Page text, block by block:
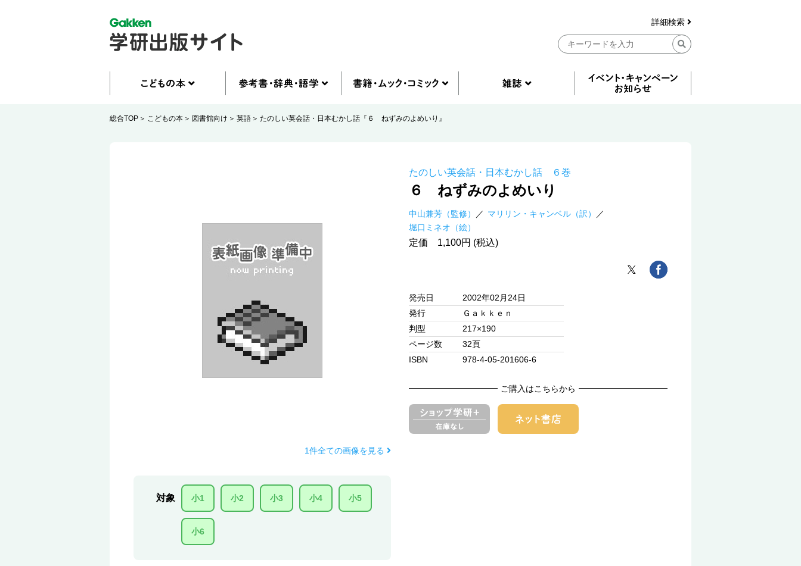
詳細検索
総合TOP こどもの本 図書館向け 英語 たのしい英会話・日本むかし話『６ ねずみのよめいり』
1件全ての画像を見る
対象 小1 小2 小3 小4 小5
小6
たのしい英会話・日本むかし話 ６巻
６ ねずみのよめいり
中山兼芳（監修）
マリリン・キャンベル（訳）
堀口ミネオ（絵）
定価 1,100円 (税込)
発売日
2002年02月24日
発行
Ｇａｋｋｅｎ
判型
217×190
ページ数
32頁
ISBN
978-4-05-201606-6
ご購入はこちらから